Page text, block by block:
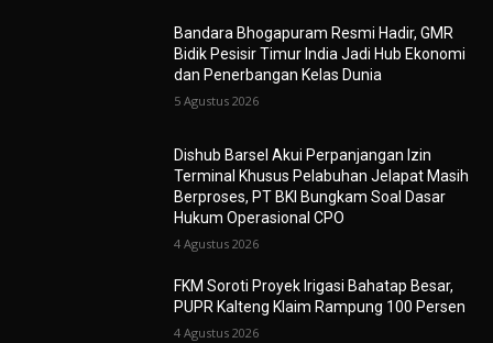
Bandara Bhogapuram Resmi Hadir, GMR
Bidik Pesisir Timur India Jadi Hub Ekonomi
dan Penerbangan Kelas Dunia
5 Agustus 2026
Dishub Barsel Akui Perpanjangan Izin
Terminal Khusus Pelabuhan Jelapat Masih
Berproses, PT BKI Bungkam Soal Dasar
Hukum Operasional CPO
4 Agustus 2026
FKM Soroti Proyek Irigasi Bahatap Besar,
PUPR Kalteng Klaim Rampung 100 Persen
4 Agustus 2026